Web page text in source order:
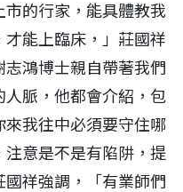
的行家，能具體教我
能上臨床，」莊國祥
鴻博士親自帶著我們
脈，他都會介紹，包
我往中必須要守住哪
意是不是有陷阱，提
祥強調，「有業師們